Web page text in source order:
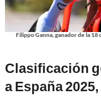
Filippo Ganna, ganador de la 18
Clasificación
a España